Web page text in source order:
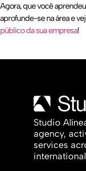
Agora, que você
aprofunde-se na área e
público da sua empresa!
Studio
agency,
services